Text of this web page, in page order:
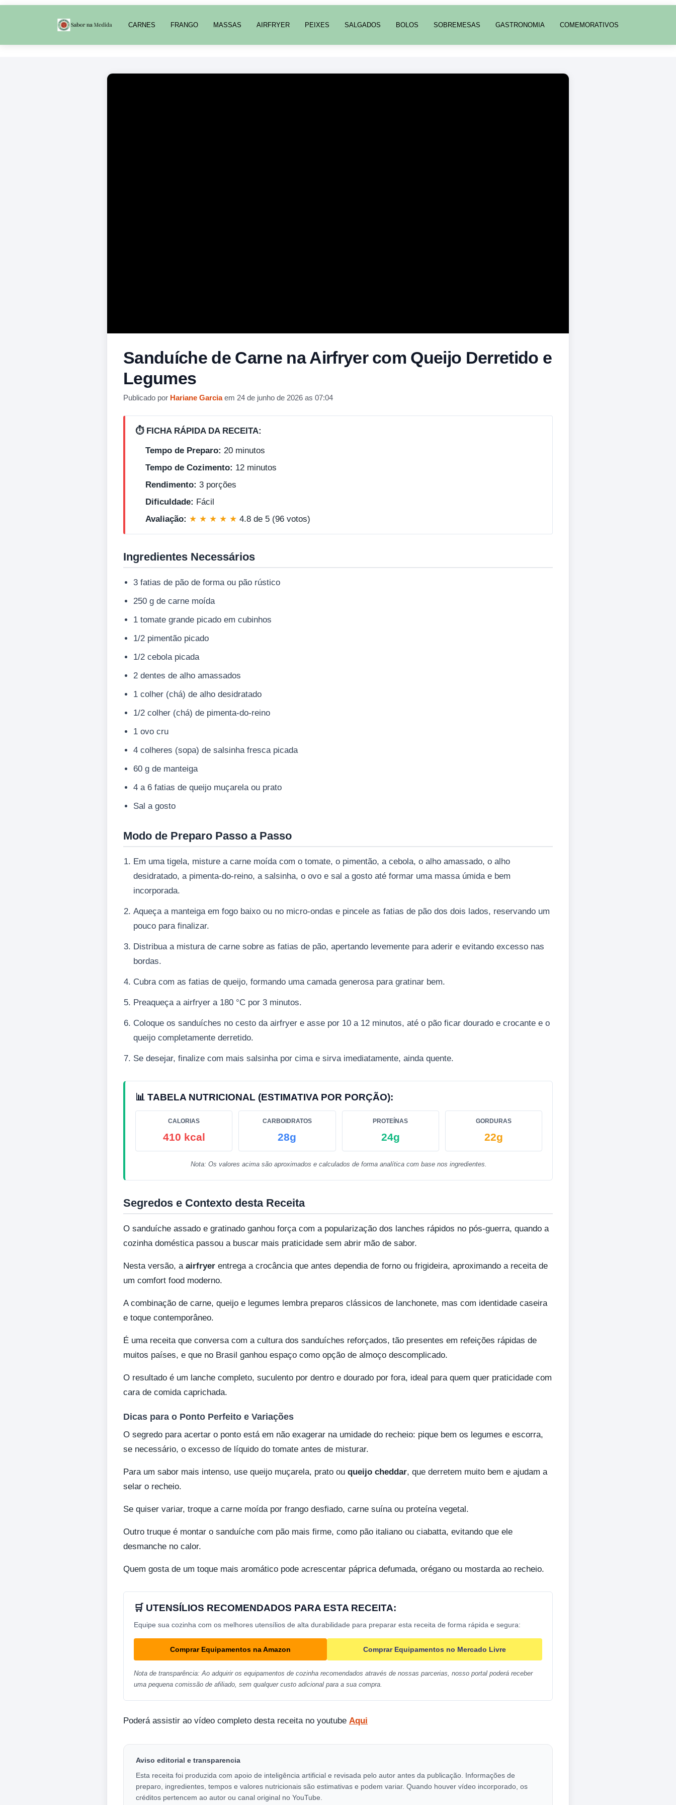
CARNES FRANGO MASSAS AIRFRYER PEIXES SALGADOS BOLOS SOBREMESAS GASTRONOMIA COMEMORATIVOS
Sanduíche de Carne na Airfryer com Queijo Derretido e
Legumes
Publicado por Hariane Garciaem 24 de junho de 2026 as 07:04
⏱️ FICHA RÁPIDA DA RECEITA:
Tempo de Preparo: 20 minutos
Tempo de Cozimento: 12 minutos
Rendimento: 3 porções
Dificuldade: Fácil
Avaliação: ★ ★ ★ ★ ★ 4.8 de 5 (96 votos)
Ingredientes Necessários
3 fatias de pão de forma ou pão rústico
250 g de carne moída
1 tomate grande picado em cubinhos
1/2 pimentão picado
1/2 cebola picada
2 dentes de alho amassados
1 colher (chá) de alho desidratado
1/2 colher (chá) de pimenta-do-reino
1 ovo cru
4 colheres (sopa) de salsinha fresca picada
60 g de manteiga
4 a 6 fatias de queijo muçarela ou prato
Sal a gosto
Modo de Preparo Passo a Passo
Em uma tigela, misture a carne moída com o tomate, o pimentão, a cebola, o alho amassado, o alho
desidratado, a pimenta-do-reino, a salsinha, o ovo e sal a gosto até formar uma massa úmida e bem
incorporada.
Aqueça a manteiga em fogo baixo ou no micro-ondas e pincele as fatias de pão dos dois lados, reservando um
pouco para finalizar.
Distribua a mistura de carne sobre as fatias de pão, apertando levemente para aderir e evitando excesso nas
bordas.
Cubra com as fatias de queijo, formando uma camada generosa para gratinar bem.
Preaqueça a airfryer a 180 °C por 3 minutos.
Coloque os sanduíches no cesto da airfryer e asse por 10 a 12 minutos, até o pão ficar dourado e crocante e o
queijo completamente derretido.
Se desejar, finalize com mais salsinha por cima e sirva imediatamente, ainda quente.
📊 TABELA NUTRICIONAL (ESTIMATIVA POR PORÇÃO):
CALORIAS
410 kcal
CARBOIDRATOS
28g
PROTEÍNAS
24g
GORDURAS
22g
Nota: Os valores acima são aproximados e calculados de forma analítica com base nos ingredientes.
Segredos e Contexto desta Receita
O sanduíche assado e gratinado ganhou força com a popularização dos lanches rápidos no pós-guerra, quando a
cozinha doméstica passou a buscar mais praticidade sem abrir mão de sabor.
Nesta versão, a airfryer entrega a crocância que antes dependia de forno ou frigideira, aproximando a receita de
um comfort food moderno.
A combinação de carne, queijo e legumes lembra preparos clássicos de lanchonete, mas com identidade caseira
e toque contemporâneo.
É uma receita que conversa com a cultura dos sanduíches reforçados, tão presentes em refeições rápidas de
muitos países, e que no Brasil ganhou espaço como opção de almoço descomplicado.
O resultado é um lanche completo, suculento por dentro e dourado por fora, ideal para quem quer praticidade com
cara de comida caprichada.
Dicas para o Ponto Perfeito e Variações
O segredo para acertar o ponto está em não exagerar na umidade do recheio: pique bem os legumes e escorra,
se necessário, o excesso de líquido do tomate antes de misturar.
Para um sabor mais intenso, use queijo muçarela, prato ou queijo cheddar, que derretem muito bem e ajudam a
selar o recheio.
Se quiser variar, troque a carne moída por frango desfiado, carne suína ou proteína vegetal.
Outro truque é montar o sanduíche com pão mais firme, como pão italiano ou ciabatta, evitando que ele
desmanche no calor.
Quem gosta de um toque mais aromático pode acrescentar páprica defumada, orégano ou mostarda ao recheio.
🛒 UTENSÍLIOS RECOMENDADOS PARA ESTA RECEITA:
Equipe sua cozinha com os melhores utensílios de alta durabilidade para preparar esta receita de forma rápida e segura:
Comprar Equipamentos na Amazon Comprar Equipamentos no Mercado Livre
Nota de transparência: Ao adquirir os equipamentos de cozinha recomendados através de nossas parcerias, nosso portal poderá receber
uma pequena comissão de afiliado, sem qualquer custo adicional para a sua compra.
Poderá assistir ao vídeo completo desta receita no youtube Aqui
Aviso editorial e transparencia
Esta receita foi produzida com apoio de inteligência artificial e revisada pelo autor antes da publicação. Informações de
preparo, ingredientes, tempos e valores nutricionais são estimativas e podem variar. Quando houver vídeo incorporado, os
créditos pertencem ao autor ou canal original no YouTube.